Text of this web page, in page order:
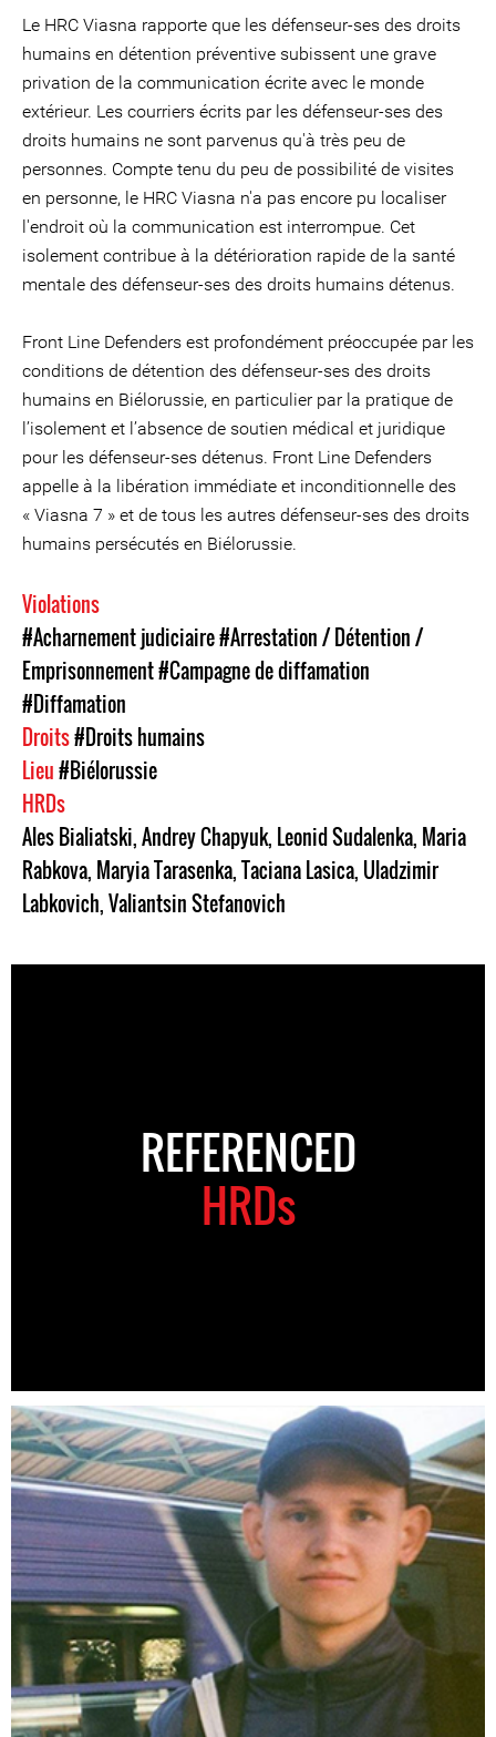
Le HRC Viasna rapporte que les défenseur-ses des droits
humains en détention préventive subissent une grave
privation de la communication écrite avec le monde
extérieur. Les courriers écrits par les défenseur-ses des
droits humains ne sont parvenus qu'à très peu de
personnes. Compte tenu du peu de possibilité de visites
en personne, le HRC Viasna n'a pas encore pu localiser
l'endroit où la communication est interrompue. Cet
isolement contribue à la détérioration rapide de la santé
mentale des défenseur-ses des droits humains détenus.
Front Line Defenders est profondément préoccupée par les
conditions de détention des défenseur-ses des droits
humains en Biélorussie, en particulier par la pratique de
l’isolement et l’absence de soutien médical et juridique
pour les défenseur-ses détenus. Front Line Defenders
appelle à la libération immédiate et inconditionnelle des
« Viasna 7 » et de tous les autres défenseur-ses des droits
humains persécutés en Biélorussie.
Violations
#Acharnement judiciaire#Arrestation / Détention /
Emprisonnement#Campagne de diffamation
#Diffamation
Droits#Droits humains
Lieu#Biélorussie
HRDs
Ales Bialiatski,Andrey Chapyuk, Leonid Sudalenka, Maria
Rabkova, Maryia Tarasenka,Taciana Lasica, Uladzimir
Labkovich,Valiantsin Stefanovich
REFERENCED
HRDs